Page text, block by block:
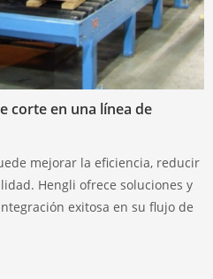
corte en una línea de
mejorar la eficiencia, reducir
Hengli ofrece soluciones y
exitosa en su flujo de